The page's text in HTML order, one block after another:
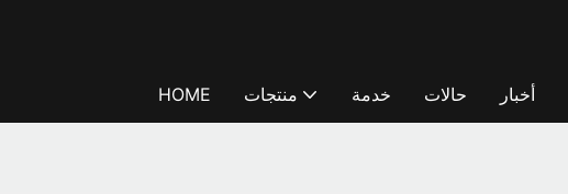
HOME منتجات خدمة حالات أخبار